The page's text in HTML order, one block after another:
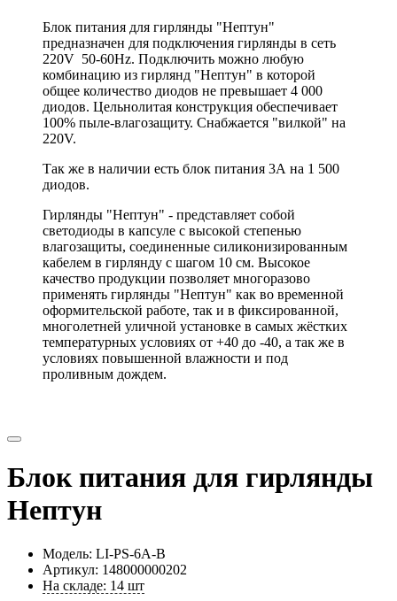
Блок питания для гирлянды "Нептун"
предназначен для подключения гирлянды в сеть
220V 50-60Hz. Подключить можно любую
комбинацию из гирлянд "Нептун" в которой
общее количество диодов не превышает 4 000
диодов. Цельнолитая конструкция обеспечивает
100% пыле-влагозащиту. Снабжается "вилкой" на
220V.
Так же в наличии есть блок питания 3А на 1 500
диодов.
Гирлянды "Нептун" - представляет собой
светодиоды в капсуле с высокой степенью
влагозащиты, соединенные силиконизированным
кабелем в гирлянду с шагом 10 см. Высокое
качество продукции позволяет многоразово
применять гирлянды "Нептун" как во временной
оформительской работе, так и в фиксированной,
многолетней уличной установке в самых жёстких
температурных условиях от +40 до -40, а так же в
условиях повышенной влажности и под
проливным дождем.
Блок питания для гирлянды
Нептун
Модель: LI-PS-6A-B
Артикул: 148000000202
На складе: 14 шт